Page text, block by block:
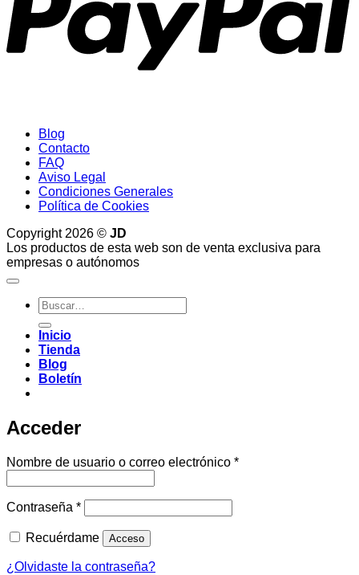
Blog
Contacto
FAQ
Aviso Legal
Condiciones Generales
Política de Cookies
Copyright 2026 © JD
Los productos de esta web son de venta exclusiva para
empresas o autónomos
Buscar
por:
Inicio
Tienda
Blog
Boletín
Acceder
Nombre de usuario o correo electrónico *Obligatorio
Contraseña *Obligatorio
Recuérdame Acceso
¿Olvidaste la contraseña?